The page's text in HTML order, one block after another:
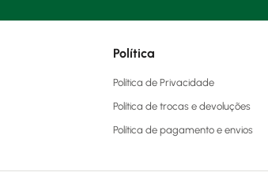
Política
Política de Privacidade
Política de trocas e devoluções
Política de pagamento e envios